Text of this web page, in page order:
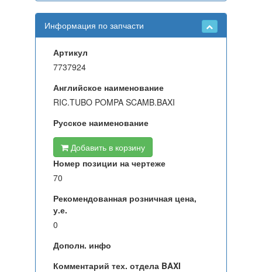
Информация по запчасти
Артикул
7737924
Английское наименование
RIC.TUBO POMPA SCAMB.BAXI
Русское наименование
Добавить в корзину
Номер позиции на чертеже
70
Рекомендованная розничная цена,
у.е.
0
Дополн. инфо
Комментарий тех. отдела BAXI